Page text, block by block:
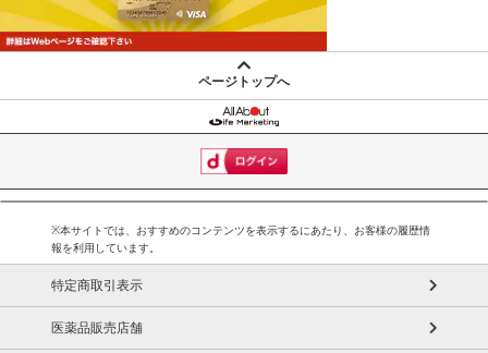
ページトップへ
※本サイトでは、おすすめのコンテンツを表示するにあたり、お客様の履歴情
報を利用しています。
特定商取引表示
医薬品販売店舗